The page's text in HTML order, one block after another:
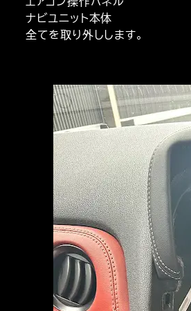
ナビユニット本体
全てを取り外しします。